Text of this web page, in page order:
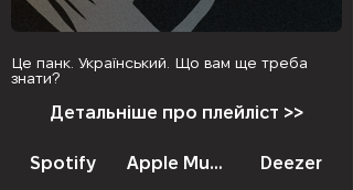
Це панк. Український. Що вам ще треба
знати?
Детальніше про плейліст >>
Spotify Apple Music Deezer